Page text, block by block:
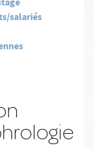
salariés